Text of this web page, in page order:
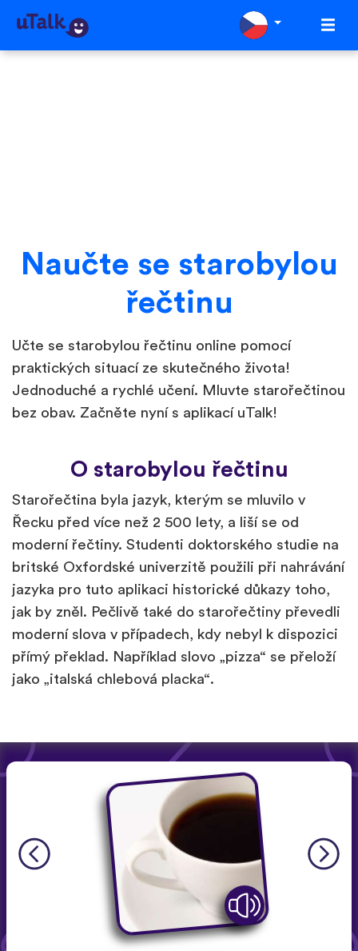
Naučte se starobylou
řečtinu
Učte se starobylou řečtinu online pomocí
praktických situací ze skutečného života!
Jednoduché a rychlé učení. Mluvte starořečtinou
bez obav. Začněte nyní s aplikací uTalk!
O starobylou řečtinu
Starořečtina byla jazyk, kterým se mluvilo v
Řecku před více než 2 500 lety, a liší se od
moderní řečtiny. Studenti doktorského studie na
britské Oxfordské univerzitě použili při nahrávání
jazyka pro tuto aplikaci historické důkazy toho,
jak by zněl. Pečlivě také do starořečtiny převedli
moderní slova v případech, kdy nebyl k dispozici
přímý překlad. Například slovo „pizza“ se přeloží
jako „italská chlebová placka“.